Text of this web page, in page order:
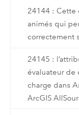
24144 : Cette
animés qui
correctement
24145 :
évaluateur de
charge dans
ArcGIS